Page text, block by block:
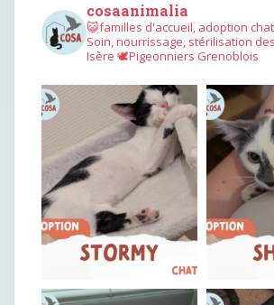
cosaanimalia
😺familles d'accueil, adoption
Soin, nourrissage, stérilisation
Isère 🕊︎Pigeonniers Grenoblois